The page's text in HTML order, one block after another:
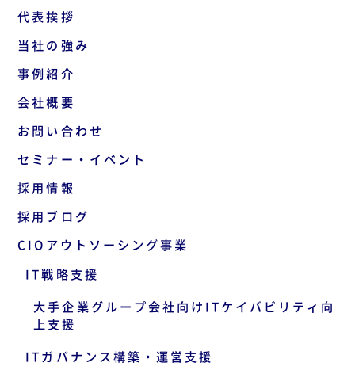
代表挨拶
当社の強み
事例紹介
会社概要
お問い合わせ
セミナー・イベント
採用情報
採用ブログ
CIOアウトソーシング事業
IT戦略支援
大手企業グループ会社向けITケイパビリティ向
上支援
ITガバナンス構築・運営支援